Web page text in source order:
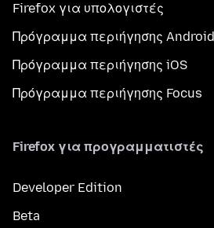
Firefox για υπολογιστές
Πρόγραμμα περιήγησης Android
Πρόγραμμα περιήγησης iOS
Πρόγραμμα περιήγησης Focus
Firefox για προγραμματιστές
Developer Edition
Beta